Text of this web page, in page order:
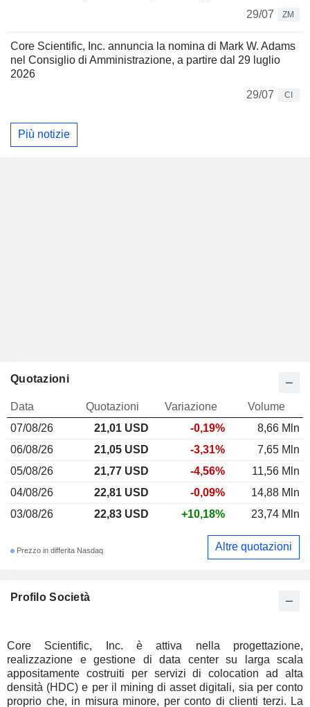
29/07
ZM
Core Scientific, Inc. annuncia la nomina di Mark W. Adams
nel Consiglio di Amministrazione, a partire dal 29 luglio
2026
29/07
CI
Più notizie
Profilo Società
Core Scientific, Inc. è attiva nella progettazione,
realizzazione e gestione di data center su larga scala
appositamente costruiti per servizi di colocation ad alta
densità (HDC) e per il mining di asset digitali, sia per conto
proprio che, in misura minore, per conto di clienti terzi. La
Quotazioni
Data Quotazioni Variazione
Volume
07/08/26
21,01 USD -0,19%
8,66 Mln
06/08/26
21,05 USD -3,31%
7,65 Mln
05/08/26
21,77 USD -4,56%
11,56 Mln
04/08/26
22,81 USD -0,09%
14,88 Mln
03/08/26
22,83 USD +10,18% 23,74 Mln
Prezzo in differita Nasdaq Altre quotazioni